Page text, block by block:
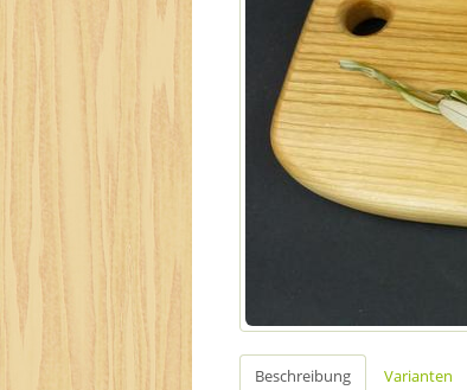
Beschreibung Varianten